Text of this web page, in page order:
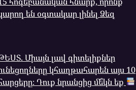
են օգտակար լինել Ձեզ
Միայն լավ գիտելիքներ
կհաղթահարեն այս 10
Դուք նրանցից մե՞կն եք